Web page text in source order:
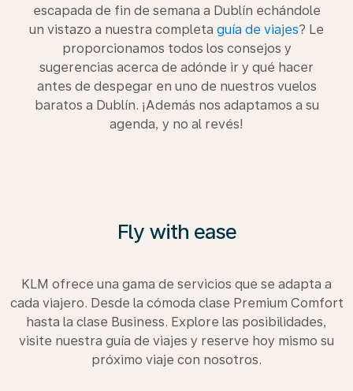
escapada de fin de semana a Dublín echándole
un vistazo a nuestra completa guía de viajes? Le
proporcionamos todos los consejos y
sugerencias acerca de adónde ir y qué hacer
antes de despegar en uno de nuestros vuelos
baratos a Dublín. ¡Además nos adaptamos a su
agenda, y no al revés!
Fly with ease
KLM ofrece una gama de servicios que se adapta a
cada viajero. Desde la cómoda clase Premium Comfort
hasta la clase Business. Explore las posibilidades,
visite nuestra guía de viajes y reserve hoy mismo su
próximo viaje con nosotros.